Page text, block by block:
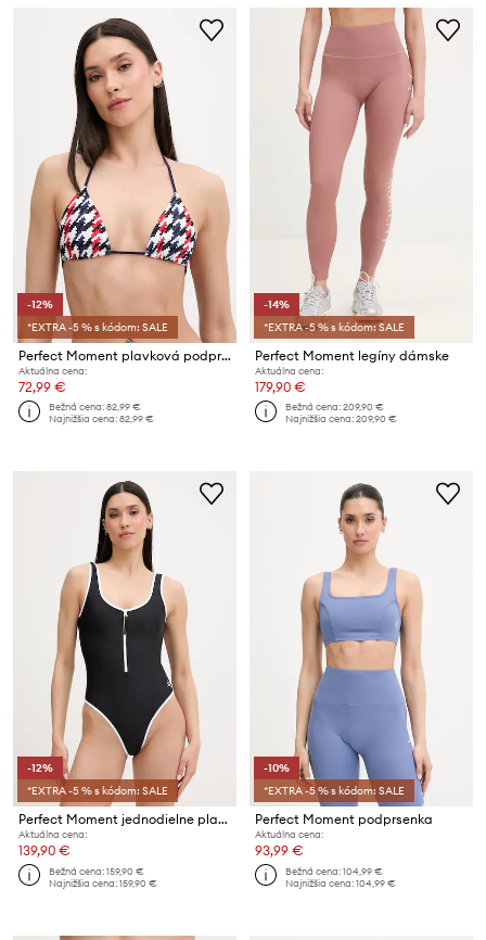
-12%
*EXTRA -5 % s kódom: SALE
Perfect Moment plavková podprsenka dámska
Aktuálna cena:
72,99 €
Bežná cena:82,99 €
Najnižšia cena:82,99 €
-14%
*EXTRA -5 % s kódom: SALE
Perfect Moment legíny dámske
Aktuálna cena:
179,90 €
Bežná cena:209,90 €
Najnižšia cena:209,90 €
-12%
*EXTRA -5 % s kódom: SALE
Perfect Moment jednodielne plavky dámske
Aktuálna cena:
139,90 €
Bežná cena:159,90 €
Najnižšia cena:159,90 €
-10%
*EXTRA -5 % s kódom: SALE
Perfect Moment podprsenka
Aktuálna cena:
93,99 €
Bežná cena:104,99 €
Najnižšia cena:104,99 €